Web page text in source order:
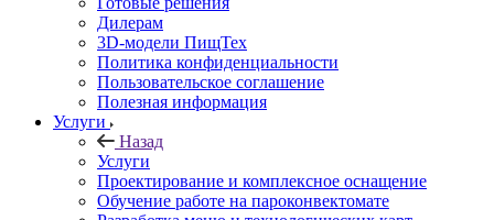
Дилерам
3D-модели ПищТех
Политика конфиденциальности
Пользовательское соглашение
Полезная информация
Услуги
Назад
Услуги
Проектирование и комплексное оснащение
Обучение работе на пароконвектомате